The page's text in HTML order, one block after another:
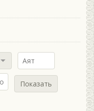
Показать